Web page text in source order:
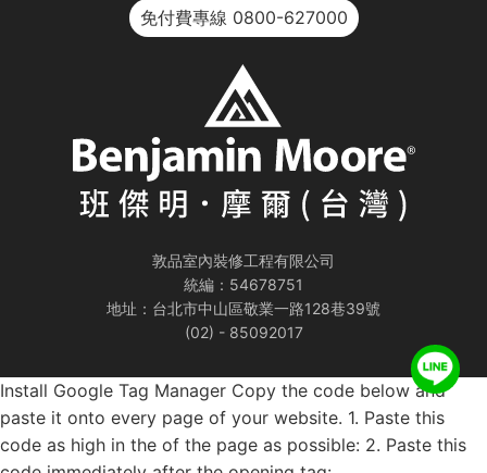
敦品室內裝修工程有限公司
統編：54678751
地址：台北市中山區敬業一路128巷39號
(02) - 85092017
免付費專線 0800-627000
Install Google Tag Manager Copy the code below and
paste it onto every page of your website. 1. Paste this
code as high in the of the page as possible: 2. Paste this